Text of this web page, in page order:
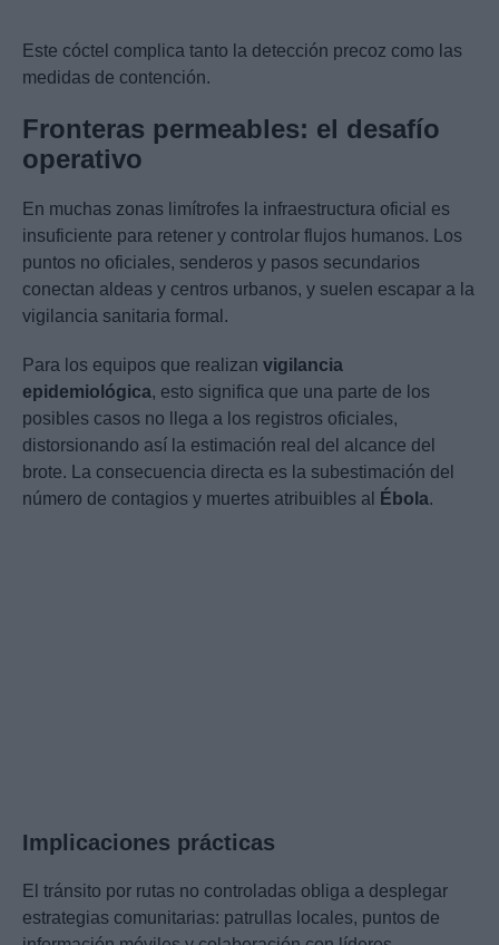
Este cóctel complica tanto la detección precoz como las
medidas de contención.
Fronteras permeables: el desafío
operativo
En muchas zonas limítrofes la infraestructura oficial es
insuficiente para retener y controlar flujos humanos. Los
puntos no oficiales, senderos y pasos secundarios
conectan aldeas y centros urbanos, y suelen escapar a la
vigilancia sanitaria formal.
Para los equipos que realizan vigilancia
epidemiológica, esto significa que una parte de los
posibles casos no llega a los registros oficiales,
distorsionando así la estimación real del alcance del
brote. La consecuencia directa es la subestimación del
número de contagios y muertes atribuibles al
Ébola.
Implicaciones prácticas
El tránsito por rutas no controladas obliga a desplegar
estrategias comunitarias: patrullas locales, puntos de